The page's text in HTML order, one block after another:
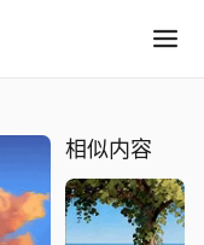
相似内容